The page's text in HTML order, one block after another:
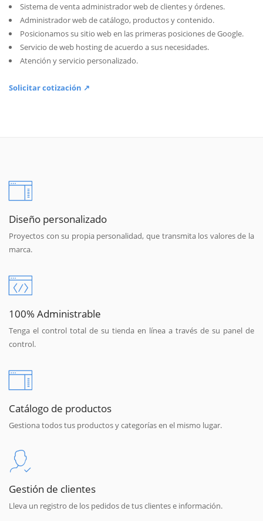
Sistema de venta administrador web de clientes y órdenes.
Administrador web de catálogo, productos y contenido.
Posicionamos su sitio web en las primeras posiciones de Google.
Servicio de web hosting de acuerdo a sus necesidades.
Atención y servicio personalizado.
Solicitar cotización ↗
Diseño personalizado
Proyectos con su propia personalidad, que transmita los valores de la
marca.
100% Administrable
Tenga el control total de su tienda en línea a través de su panel de
control.
Catálogo de productos
Gestiona todos tus productos y categorías en el mismo lugar.
Gestión de clientes
Lleva un registro de los pedidos de tus clientes e información.